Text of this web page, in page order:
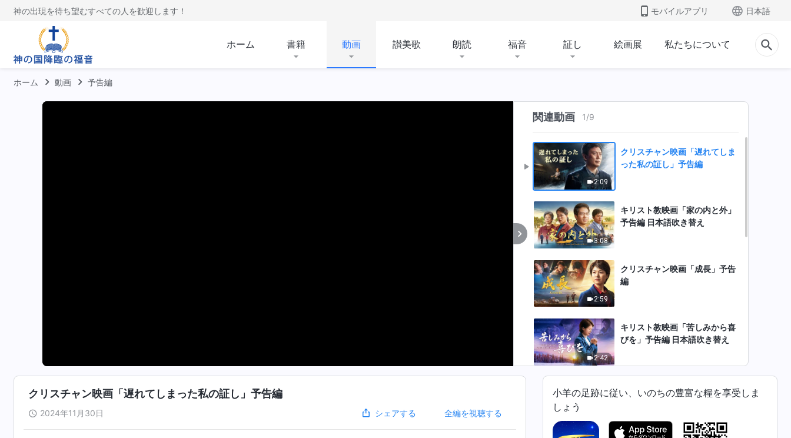
神の出現を待ち望むすべての人を歓迎します！ モバイルアプリ 日本語
ホーム 書籍 動画 讃美歌 朗読 福音 証し 絵画展 私たちについて
ホーム 動画 予告編
関連動画 1/9
2:09
クリスチャン映画「遅れてしま
った私の証し」予告編
3:08
キリスト教映画「家の内と外」
予告編 日本語吹き替え
2:59
クリスチャン映画「成長」予告
編
2:42
キリスト教映画「苦しみから喜
びを」予告編 日本語吹き替え
キリスト教映画「選挙を前にし
て」予告編 日本語吹き替え
クリスチャン映画「遅れてしまった私の証し」予告編
2024年11月30日 シェアする 全編を視聴する
小羊の足跡に従い、いのちの豊富な糧を享受しま
しょう